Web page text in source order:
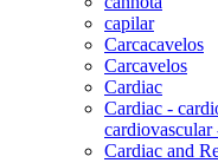
capilar
Carcacavelos
Carcavelos
Cardiac
Cardiac -
Cardiac and